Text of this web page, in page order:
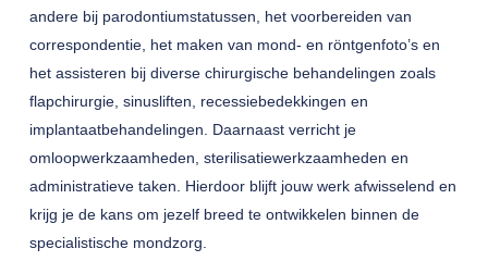
andere bij parodontiumstatussen, het voorbereiden van
correspondentie, het maken van mond- en röntgenfoto’s en
het assisteren bij diverse chirurgische behandelingen zoals
flapchirurgie, sinusliften, recessiebedekkingen en
implantaatbehandelingen. Daarnaast verricht je
omloopwerkzaamheden, sterilisatiewerkzaamheden en
administratieve taken. Hierdoor blijft jouw werk afwisselend en
krijg je de kans om jezelf breed te ontwikkelen binnen de
specialistische mondzorg.